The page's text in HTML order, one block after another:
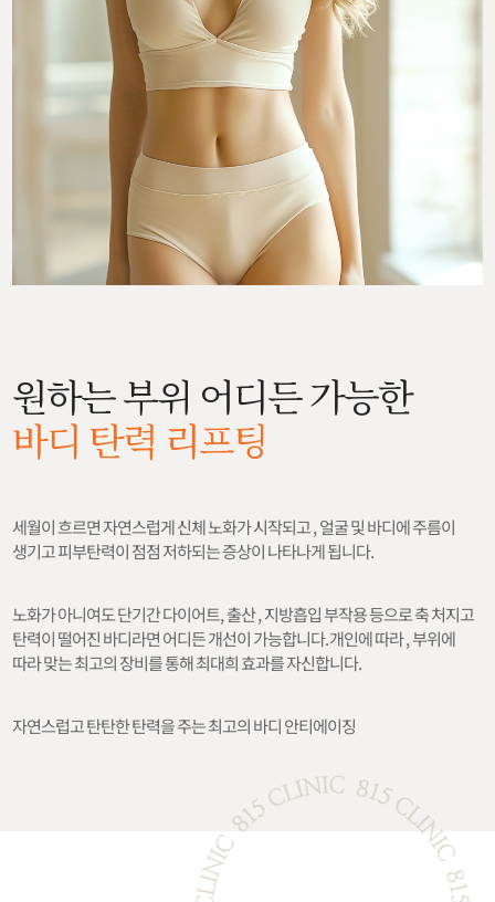
원하는 부위 어디든 가능한
바디 탄력 리프팅
세월이 흐르면 자연스럽게 신체 노화가 시작되고 , 얼굴 및 바디에 주름이
생기고 피부탄력이 점점 저하되는 증상이 나타나게 됩니다.
노화가 아니여도 단기간 다이어트, 출산 , 지방흡입 부작용 등으로 축 처지고
탄력이 떨어진 바디라면 어디든 개선이 가능합니다. 개인에 따라 , 부위에
따라 맞는 최고의 장비를 통해 최대희 효과를 자신합니다.
자연스럽고 탄탄한 탄력을 주는 최고의 바디 안티에이징